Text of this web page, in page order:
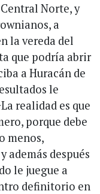
Norte, y
a
la vereda del
que podría abrir
a Huracán de
le
realidad es que
porque debe
menos,
además después
le juegue a
definitorio en